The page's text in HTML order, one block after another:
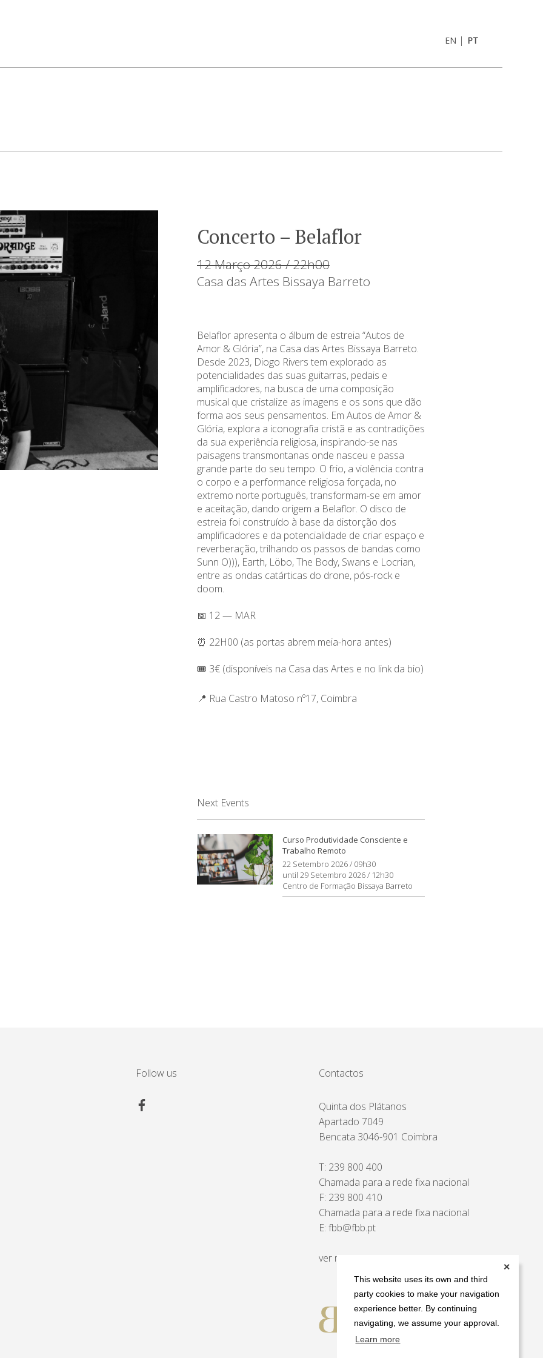
This website uses its own and third
party cookies to make your navigation
experience better. By continuing
navigating, we assume your approval.
Learn more
✕
EN | PT
Concerto – Belaflor
12 Março 2026 / 22h00
Casa das Artes Bissaya Barreto
Belaflor apresenta o álbum de estreia “Autos de
Amor & Glória”, na Casa das Artes Bissaya Barreto.
Desde 2023, Diogo Rivers tem explorado as
potencialidades das suas guitarras, pedais e
amplificadores, na busca de uma composição
musical que cristalize as imagens e os sons que dão
forma aos seus pensamentos. Em Autos de Amor &
Glória, explora a iconografia cristã e as contradições
da sua experiência religiosa, inspirando-se nas
paisagens transmontanas onde nasceu e passa
grande parte do seu tempo. O frio, a violência contra
o corpo e a performance religiosa forçada, no
extremo norte português, transformam-se em amor
e aceitação, dando origem a Belaflor. O disco de
estreia foi construído à base da distorção dos
amplificadores e da potencialidade de criar espaço e
reverberação, trilhando os passos de bandas como
Sunn O))), Earth, Löbo, The Body, Swans e Locrian,
entre as ondas catárticas do drone, pós-rock e
doom.
📅 12 — MAR
⏰ 22H00 (as portas abrem meia-hora antes)
🎟️ 3€ (disponíveis na Casa das Artes e no link da bio)
📍 Rua Castro Matoso nº17, Coimbra
Next Events
Curso Produtividade Consciente e
Trabalho Remoto
22 Setembro 2026 / 09h30
until 29 Setembro 2026 / 12h30
Centro de Formação Bissaya Barreto
Follow us Contactos
Quinta dos Plátanos
Apartado 7049
Bencata 3046-901 Coimbra
T: 239 800 400
Chamada para a rede fixa nacional
F: 239 800 410
Chamada para a rede fixa nacional
E:fbb@fbb.pt
ver mapa